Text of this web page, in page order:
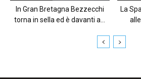
In Gran Bretagna Bezzecchi
torna in sella ed è davanti a...
La